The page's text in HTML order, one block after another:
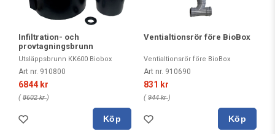
Infiltration- och
provtagningsbrunn
Utsläppsbrunn KK600 Biobox
Art nr. 910800
6844 kr
( 8602 kr)
Köp
Ventialtionsrör före BioBox
Ventialtionsrör före BioBox
Art nr. 910690
831 kr
( 944 kr)
Köp